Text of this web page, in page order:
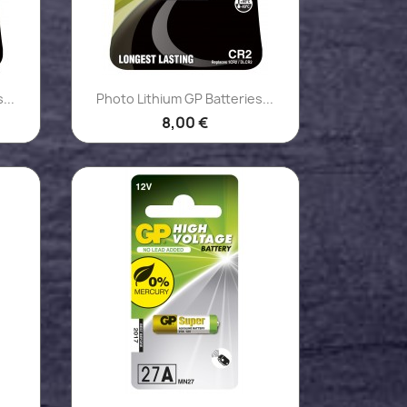
 Aperçu rapide
Photo Lithium GP Batteries...
8,00 €